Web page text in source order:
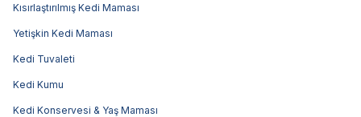
Kısırlaştırılmış Kedi Maması
Yetişkin Kedi Maması
Kedi Tuvaleti
Kedi Kumu
Kedi Konservesi & Yaş Maması